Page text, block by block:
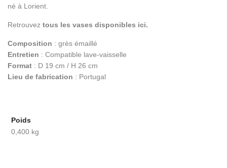
né à Lorient.
Retrouvez tous les vases disponibles ici.
Composition : grès émaillé
Entretien : Compatible lave-vaisselle
Format : D 19 cm / H 26 cm
Lieu de fabrication : Portugal
Poids
0,400 kg